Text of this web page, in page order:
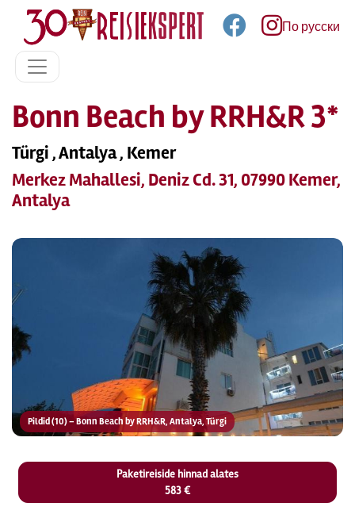
По русски
Bonn Beach by RRH&R 3*
Türgi , Antalya , Kemer
Merkez Mahallesi, Deniz Cd. 31, 07990 Kemer,
Antalya
Pildid (10) – Bonn Beach by RRH&R, Antalya, Türgi
Paketireiside hinnad alates
583 €